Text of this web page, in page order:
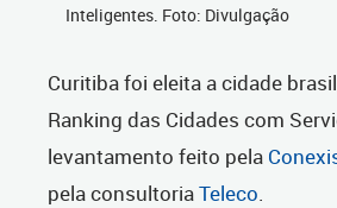
Inteligentes. Foto: Divulgação
Curitiba foi eleita a cidade
Ranking das Cidades com
levantamento feito pela
pela consultoriaTeleco.